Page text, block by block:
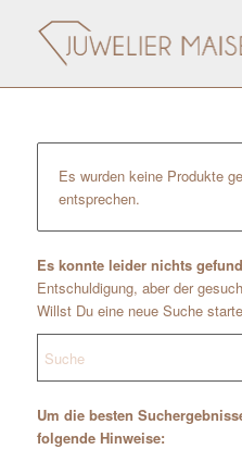
Es wurden keine Produkte
entsprechen.
Es konnte leider nichts
Entschuldigung, aber der
Willst Du eine neue Suche
Um die besten
folgende Hinweise: